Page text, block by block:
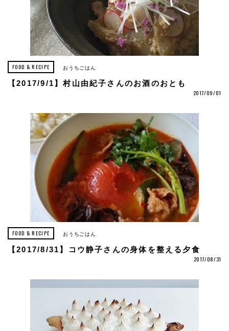
FOOD & RECIPE おうちごはん
【2017/9/1】村山由紀子さんのお酒のおとも
2017/09/01
FOOD & RECIPE おうちごはん
【2017/8/31】コウ静子さんの身体を整える夕食
2017/08/31